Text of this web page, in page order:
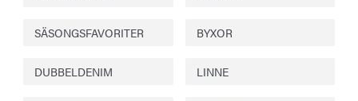
SÄSONGSFAVORITER BYXOR
DUBBELDENIM LINNE